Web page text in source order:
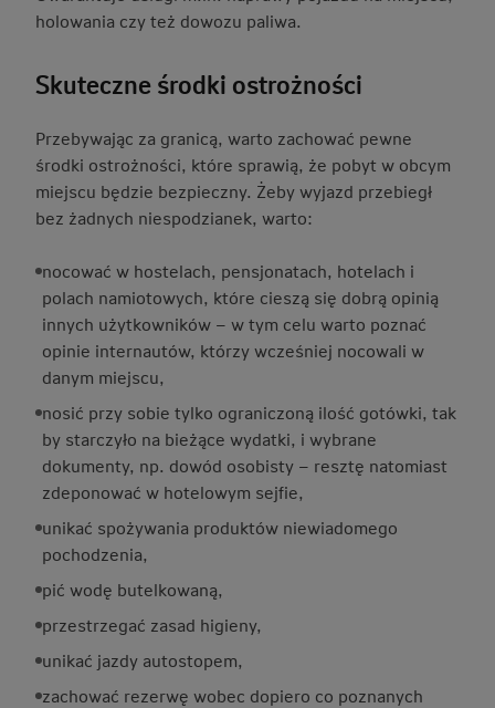
holowania czy też dowozu paliwa.
Skuteczne środki ostrożności
Przebywając za granicą, warto zachować pewne
środki ostrożności, które sprawią, że pobyt w obcym
miejscu będzie bezpieczny. Żeby wyjazd przebiegł
bez żadnych niespodzianek, warto:
nocować w hostelach, pensjonatach, hotelach i
polach namiotowych, które cieszą się dobrą opinią
innych użytkowników – w tym celu warto poznać
opinie internautów, którzy wcześniej nocowali w
danym miejscu,
nosić przy sobie tylko ograniczoną ilość gotówki, tak
by starczyło na bieżące wydatki, i wybrane
dokumenty, np. dowód osobisty – resztę natomiast
zdeponować w hotelowym sejfie,
unikać spożywania produktów niewiadomego
pochodzenia,
pić wodę butelkowaną,
przestrzegać zasad higieny,
unikać jazdy autostopem,
zachować rezerwę wobec dopiero co poznanych